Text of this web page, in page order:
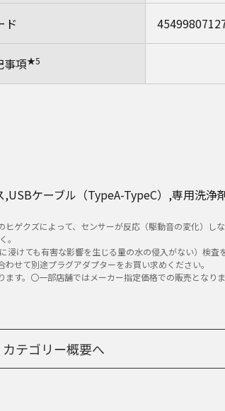
ド
事項★5
ケーブル（TypeA-TypeC）,専用洗
ゲクズによって、センサーが反応（駆動音の変化）し
。
浸けても有害な影響を生じる量の水の侵入がない）検査
せて別途プラグアダプターをお買い求めください。
す。〇一部店舗ではメーカー指定価格での販売となりま
カテゴリー概要へ